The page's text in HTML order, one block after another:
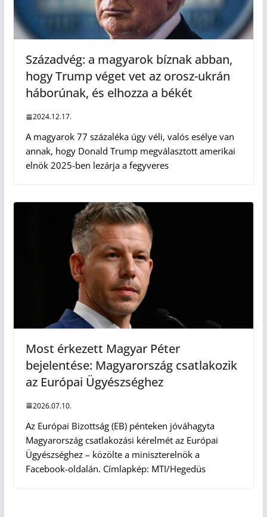
Századvég: a magyarok bíznak abban,
hogy Trump véget vet az orosz-ukrán
háborúnak, és elhozza a békét
2024.12.17.
A magyarok 77 százaléka úgy véli, valós esélye van
annak, hogy Donald Trump megválasztott amerikai
elnök 2025-ben lezárja a fegyveres
Most érkezett Magyar Péter
bejelentése: Magyarország csatlakozik
az Európai Ügyészséghez
2026.07.10.
Az Európai Bizottság (EB) pénteken jóváhagyta
Magyarország csatlakozási kérelmét az Európai
Ügyészséghez – közölte a miniszterelnök a
Facebook-oldalán. Címlapkép: MTI/Hegedüs